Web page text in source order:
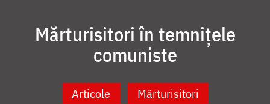
Mărturisitori în temnițele
comuniste
Articole Mărturisitori